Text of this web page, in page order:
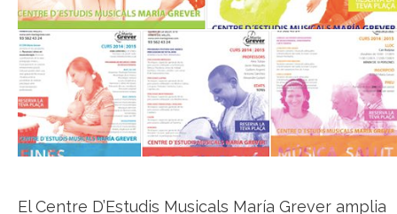
El Centre D’Estudis Musicals María Grever amplia